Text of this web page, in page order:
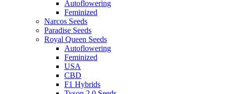
Autoflowering
Feminized
Narcos Seeds
Paradise Seeds
Royal Queen Seeds
Autoflowering
Feminized
USA
CBD
F1 Hybrids